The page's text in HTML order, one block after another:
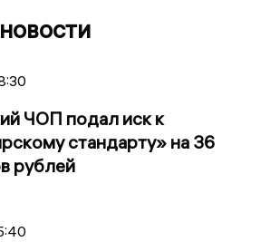
ЧОП подал иск к
стандарту» на 36
рублей